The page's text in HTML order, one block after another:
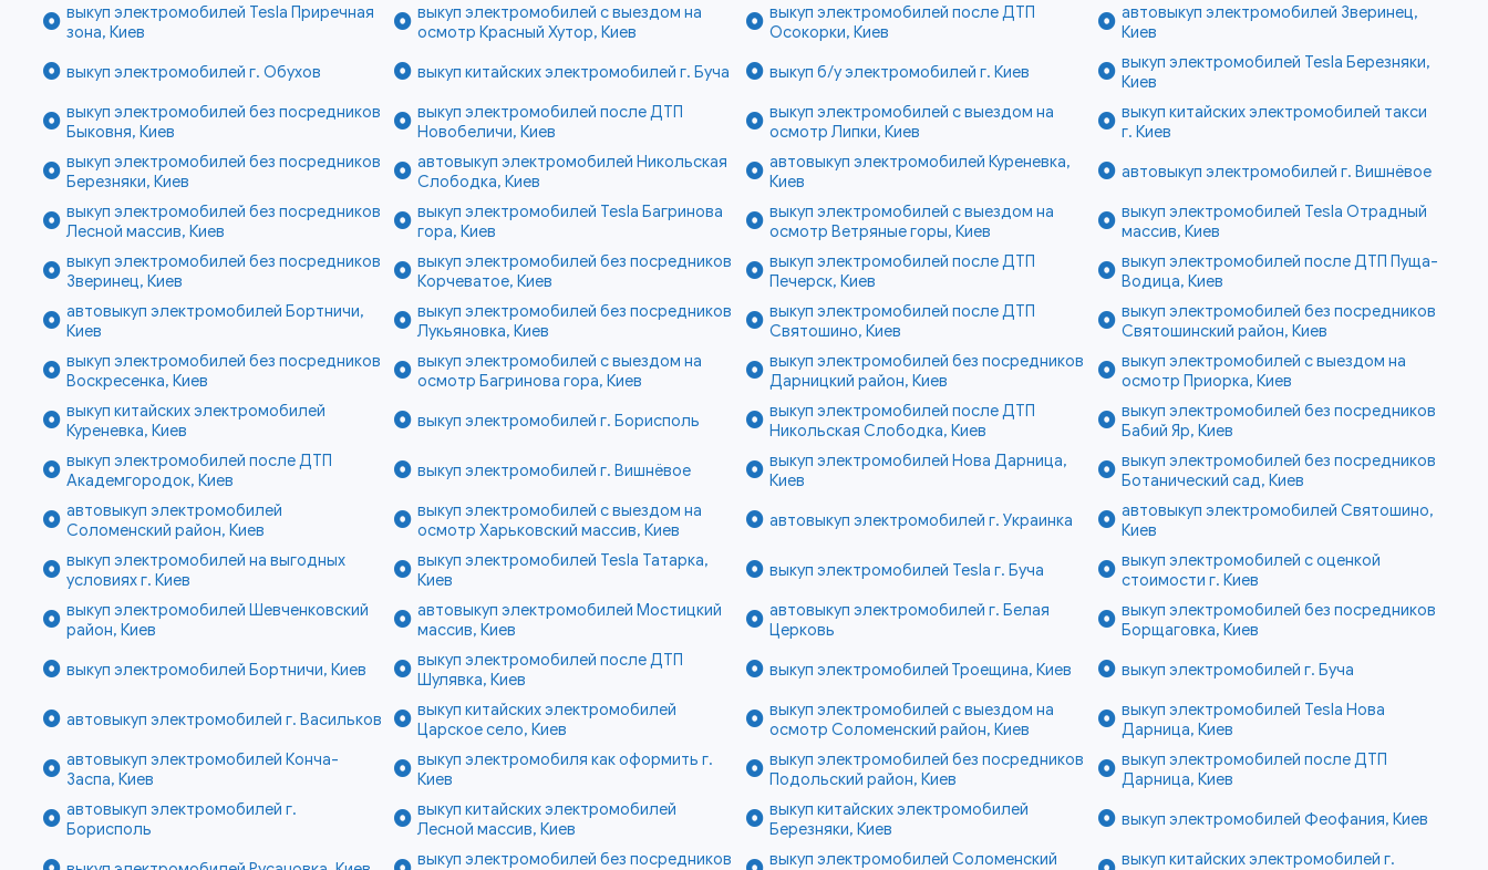
выкуп электромобилей Tesla Приречная
зона, Киев
выкуп электромобилей с выездом на
осмотр Красный Хутор, Киев
выкуп электромобилей после ДТП
Осокорки, Киев
автовыкуп электромобилей Зверинец,
Киев
выкуп электромобилей г. Обухов
выкуп китайских электромобилей г. Буча выкуп б/у электромобилей г. Киев
выкуп электромобилей Tesla Березняки,
Киев
выкуп электромобилей без посредников
Быковня, Киев
выкуп электромобилей после ДТП
Новобеличи, Киев
выкуп электромобилей с выездом на
осмотр Липки, Киев
выкуп китайских электромобилей такси
г. Киев
выкуп электромобилей без посредников
Березняки, Киев
автовыкуп электромобилей Никольская
Слободка, Киев
автовыкуп электромобилей Куреневка,
Киев
автовыкуп электромобилей г. Вишнёвое
выкуп электромобилей без посредников
Лесной массив, Киев
выкуп электромобилей Tesla Багринова
гора, Киев
выкуп электромобилей с выездом на
осмотр Ветряные горы, Киев
выкуп электромобилей Tesla Отрадный
массив, Киев
выкуп электромобилей без посредников
Зверинец, Киев
выкуп электромобилей без посредников
Корчеватое, Киев
выкуп электромобилей после ДТП
Печерск, Киев
выкуп электромобилей после ДТП Пуща-
Водица, Киев
автовыкуп электромобилей Бортничи,
Киев
выкуп электромобилей без посредников
Лукьяновка, Киев
выкуп электромобилей после ДТП
Святошино, Киев
выкуп электромобилей без посредников
Святошинский район, Киев
выкуп электромобилей без посредников
Воскресенка, Киев
выкуп электромобилей с выездом на
осмотр Багринова гора, Киев
выкуп электромобилей без посредников
Дарницкий район, Киев
выкуп электромобилей с выездом на
осмотр Приорка, Киев
выкуп китайских электромобилей
Куреневка, Киев
выкуп электромобилей г. Борисполь
выкуп электромобилей после ДТП
Никольская Слободка, Киев
выкуп электромобилей без посредников
Бабий Яр, Киев
выкуп электромобилей после ДТП
Академгородок, Киев
выкуп электромобилей г. Вишнёвое
выкуп электромобилей Нова Дарница,
Киев
выкуп электромобилей без посредников
Ботанический сад, Киев
автовыкуп электромобилей
Соломенский район, Киев
выкуп электромобилей с выездом на
осмотр Харьковский массив, Киев
автовыкуп электромобилей г. Украинка
автовыкуп электромобилей Святошино,
Киев
выкуп электромобилей на выгодных
условиях г. Киев
выкуп электромобилей Tesla Татарка,
Киев
выкуп электромобилей Tesla г. Буча
выкуп электромобилей с оценкой
стоимости г. Киев
выкуп электромобилей Шевченковский
район, Киев
автовыкуп электромобилей Мостицкий
массив, Киев
автовыкуп электромобилей г. Белая
Церковь
выкуп электромобилей без посредников
Борщаговка, Киев
выкуп электромобилей Бортничи, Киев
выкуп электромобилей после ДТП
Шулявка, Киев
выкуп электромобилей Троещина, Киев выкуп электромобилей г. Буча
автовыкуп электромобилей г. Васильков
выкуп китайских электромобилей
Царское село, Киев
выкуп электромобилей с выездом на
осмотр Соломенский район, Киев
выкуп электромобилей Tesla Нова
Дарница, Киев
автовыкуп электромобилей Конча-
Заспа, Киев
выкуп электромобиля как оформить г.
Киев
выкуп электромобилей без посредников
Подольский район, Киев
выкуп электромобилей после ДТП
Дарница, Киев
автовыкуп электромобилей г.
Борисполь
выкуп китайских электромобилей
Лесной массив, Киев
выкуп китайских электромобилей
Березняки, Киев
выкуп электромобилей Феофания, Киев
выкуп электромобилей без посредников
выкуп электромобилей Соломенский
выкуп китайских электромобилей г.